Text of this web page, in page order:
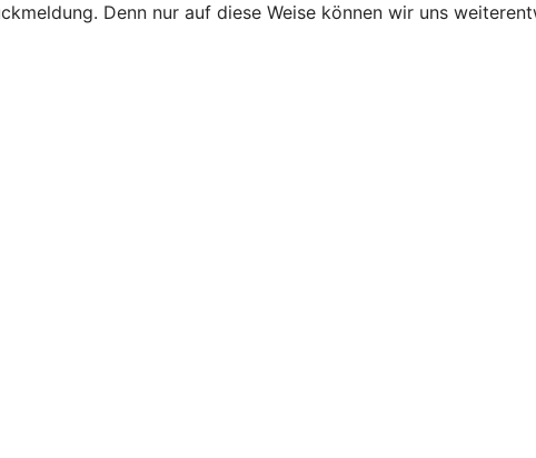
Denn nur auf diese Weise können wir uns